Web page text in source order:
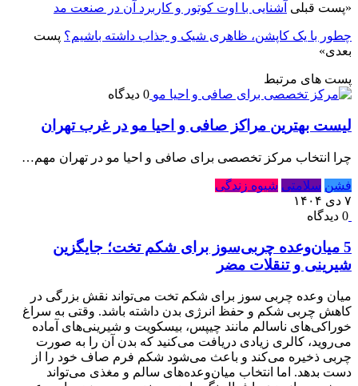
«پست قبلی آشنایی با اوت کوتور و کاربرد آن در صنعت مد
چطور با یک کاپشن، ظاهری شیک و جذاب داشته باشیم؟ پست
بعدی»
پست های مرتبط
0 دیدگاه
لیست بهترین مراکز صافی و احیا مو در غرب تهران
چرا انتخاب مرکز تخصصی برای صافی و احیا مو در تهران مهم…
فشن سلامتی شیوه زندگی
۷ دی ۱۴۰۴
0 دیدگاه
5 میان‌وعده چربی‌سوز برای شکم تخت؛ جایگزین
شیرینی و تنقلات مضر
میان ‌وعده چربی ‌سوز برای شکم تخت می‌تواند نقش بزرگی در
کاهش چربی شکم و حفظ انرژی بدن داشته باشد. وقتی به سراغ
خوراکی‌های ناسالم مانند چیپس، بیسکویت و شیرینی‌های آماده
می‌روید، کالری زیادی دریافت می‌کنید که بدن آن را به صورت
چربی ذخیره می‌کند و باعث می‌شود شکم فرم صاف خود را از
دست بدهد. اما انتخاب میان‌وعده‌های سالم و مغذی می‌تواند